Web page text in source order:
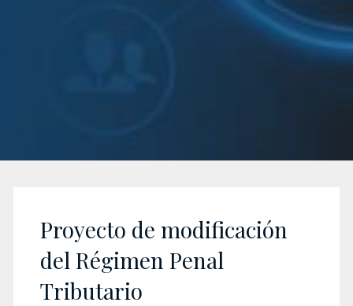
Proyecto de modificación
del Régimen Penal
Tributario